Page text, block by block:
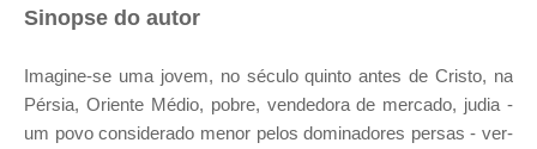
Sinopse do autor
Imagine-se uma jovem, no século quinto antes de Cristo, na
Pérsia, Oriente Médio, pobre, vendedora de mercado, judia -
um povo considerado menor pelos dominadores persas - ver-